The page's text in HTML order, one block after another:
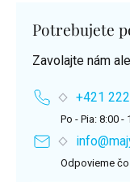
Potrebujete
Zavolajte nám
+421
Po - Pia: 8:00 -
Odpovieme